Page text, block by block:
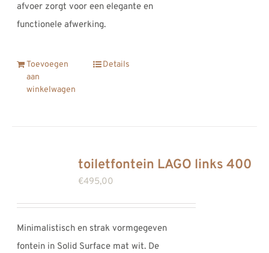
afvoer zorgt voor een elegante en
functionele afwerking.
Toevoegen
aan
winkelwagen
Details
toiletfontein LAGO links 400
€495,00
Minimalistisch en strak vormgegeven
fontein in Solid Surface mat wit. De